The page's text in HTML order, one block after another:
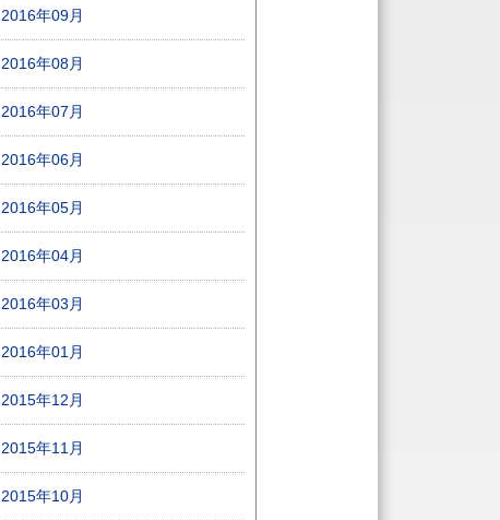
2016年09月
2016年08月
2016年07月
2016年06月
2016年05月
2016年04月
2016年03月
2016年01月
2015年12月
2015年11月
2015年10月